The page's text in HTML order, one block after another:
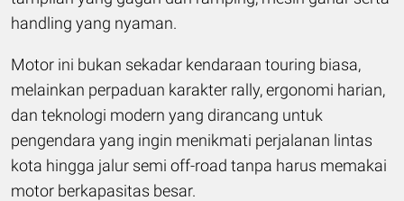
handling yang nyaman.
Motor ini bukan sekadar kendaraan touring biasa,
melainkan perpaduan karakter rally, ergonomi harian,
dan teknologi modern yang dirancang untuk
pengendara yang ingin menikmati perjalanan lintas
kota hingga jalur semi off-road tanpa harus memakai
motor berkapasitas besar.